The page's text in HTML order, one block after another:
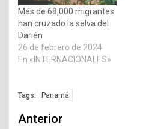
Más de 68,000 migrantes
han cruzado la selva del
Darién
26 de febrero de 2024
En «INTERNACIONALES»
Tags: Panamá
Navegación
Anterior